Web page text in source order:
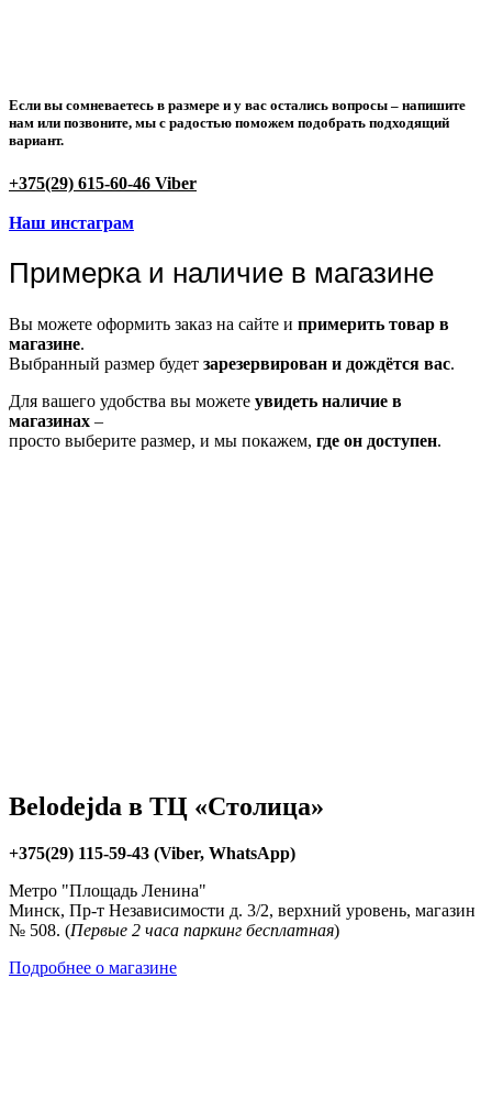
Если вы сомневаетесь в размере и у вас остались вопросы – напишите
нам или позвоните, мы с радостью поможем подобрать подходящий
вариант.
+375(29) 615-60-46 Viber
Наш инстаграм
Примерка и наличие в магазине
Вы можете оформить заказ на сайте и примерить товар в
магазине.
Выбранный размер будет зарезервирован и дождётся вас.
Для вашего удобства вы можете увидеть наличие в
магазинах –
просто выберите размер, и мы покажем, где он доступен.
Belodejda в ТЦ «Столица»
+375(29) 115-59-43 (Viber, WhatsApp)
Метро "Площадь Ленина"
Минск, Пр-т Независимости д. 3/2, верхний уровень, магазин
№ 508. (Первые 2 часа паркинг бесплатная)
Подробнее о магазине